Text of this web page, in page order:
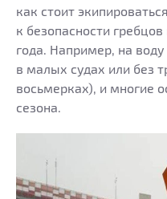
как стоит
к безопасности
года. Например, на
в малых судах или без
восьмерках), и многие
сезона.